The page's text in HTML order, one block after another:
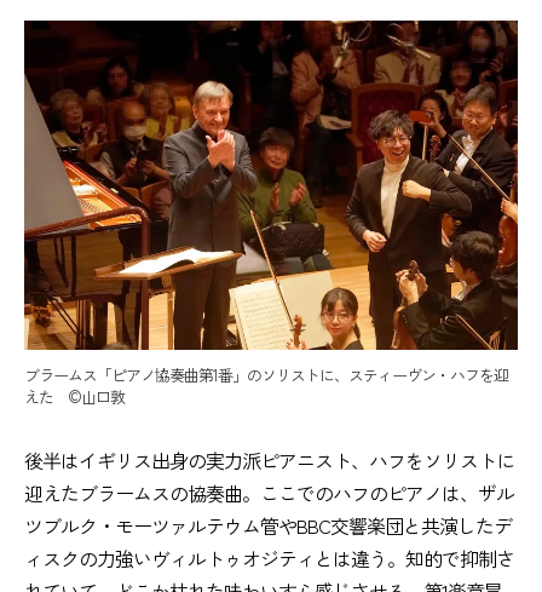
ブラームス「ピアノ協奏曲第1番」のソリストに、スティーヴン・ハフを迎
えた ©️山口敦
後半はイギリス出身の実力派ピアニスト、ハフをソリストに
迎えたブラームスの協奏曲。ここでのハフのピアノは、ザル
ツブルク・モーツァルテウム管やBBC交響楽団と共演したデ
ィスクの力強いヴィルトゥオジティとは違う。知的で抑制さ